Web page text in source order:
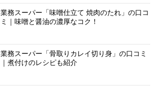
業務スーパー「味噌仕立て 焼肉のたれ」の口コ
ミ｜味噌と醤油の濃厚なコク！
業務スーパー「骨取りカレイ切り身」の口コミ
｜煮付けのレシピも紹介